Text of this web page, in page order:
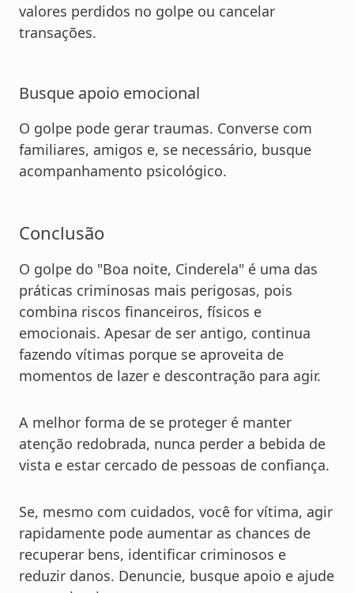
valores perdidos no golpe ou cancelar
transações.
Busque apoio emocional
O golpe pode gerar traumas. Converse com
familiares, amigos e, se necessário, busque
acompanhamento psicológico.
Conclusão
O golpe do "Boa noite, Cinderela" é uma das
práticas criminosas mais perigosas, pois
combina riscos financeiros, físicos e
emocionais. Apesar de ser antigo, continua
fazendo vítimas porque se aproveita de
momentos de lazer e descontração para agir.
A melhor forma de se proteger é manter
atenção redobrada, nunca perder a bebida de
vista e estar cercado de pessoas de confiança.
Se, mesmo com cuidados, você for vítima, agir
rapidamente pode aumentar as chances de
recuperar bens, identificar criminosos e
reduzir danos. Denuncie, busque apoio e ajude